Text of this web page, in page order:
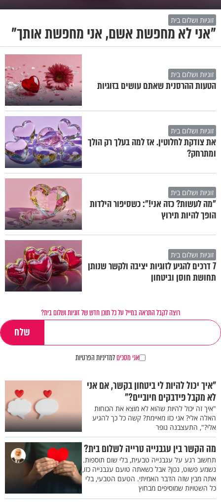
זוגיות ושלום בית
"אני לא מחפשת אשם, אני מחפשת אותך"
זוגיות ושלום בית
הטעות ההרסנית שאתם עושים בזוגיות
זוגיות ושלום בית
את צודקת לחלוטין. אז למה בעלך רק הולך
ומתרחק?
זוגיות ושלום בית
"מה לעשות? כזה אני!": כשסיפור הילדות
הופך להיות תירוץ
זוגיות ושלום בית
7 דרכים להגיע לזוגיות יציבה ולקשר שנותן
תחושת חוסן וביטחון
רוצה לקבל התראה במייל על כל תוכן חדש של זוגיות ושלום בית?
אני מסכיםלמדיניות הפרטיות
"איך יכול להיות לי ביטחון בקשר, אם אני
לא מקבל פידבקים חיוביים?"
"איך זה יכול להיות שהוא לא מוצא את הכוחות
האלה אלי? אני כזו מאיימת? קשה כל כך להגיע
אלי?", התעצבנה נופר
מה הקשר בין עגבנייה טרייה לשלום בית?
תחשוב רגע על עגבנייה טבעית, בלי שום תוספות.
נשמע פשוט, נכון? אבל כשאתה טועם עגבנייה כזו,
אתה מבין שזה הדבר האמיתי. הטעם הטבעי, בלי
כל השטויות שמוסיפים מבחוץ